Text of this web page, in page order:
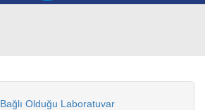
Bağlı Olduğu Laboratuvar